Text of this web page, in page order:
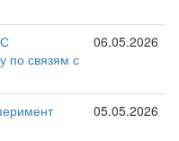
по связям с
06.05.2026
05.05.2026